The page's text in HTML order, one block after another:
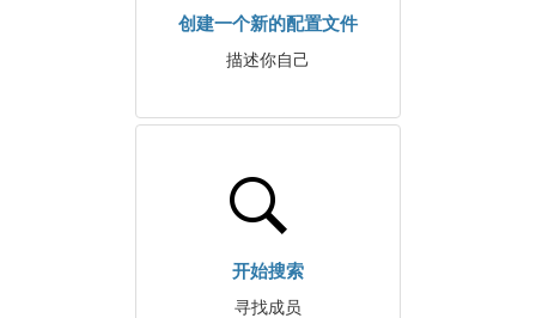
创建一个新的配置文件
描述你自己
开始搜索
寻找成员